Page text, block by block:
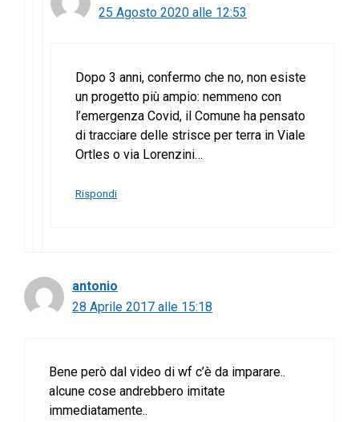
25 Agosto 2020 alle 12:53
Dopo 3 anni, confermo che no, non esiste
un progetto più ampio: nemmeno con
l’emergenza Covid, il Comune ha pensato
di tracciare delle strisce per terra in Viale
Ortles o via Lorenzini…
Rispondi
antonio
28 Aprile 2017 alle 15:18
Bene però dal video di wf c’è da imparare..
alcune cose andrebbero imitate
immediatamente..